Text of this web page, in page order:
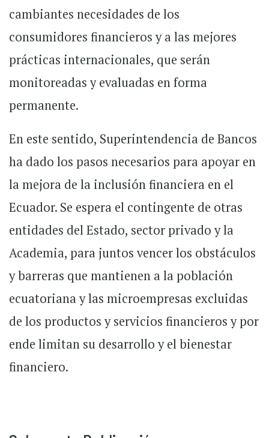
cambiantes necesidades de los
consumidores financieros y a las mejores
prácticas internacionales, que serán
monitoreadas y evaluadas en forma
permanente.
En este sentido, Superintendencia de Bancos
ha dado los pasos necesarios para apoyar en
la mejora de la inclusión financiera en el
Ecuador. Se espera el contingente de otras
entidades del Estado, sector privado y la
Academia, para juntos vencer los obstáculos
y barreras que mantienen a la población
ecuatoriana y las microempresas excluidas
de los productos y servicios financieros y por
ende limitan su desarrollo y el bienestar
financiero.